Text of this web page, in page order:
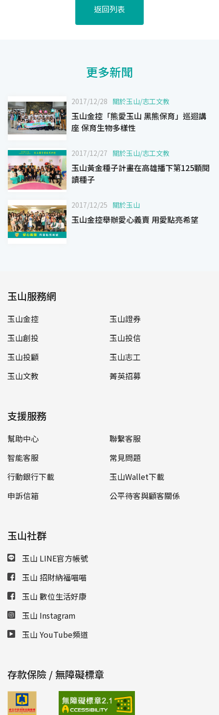
返回列表
更多新聞
2017/12/28 關於玉山/志工文教
玉山金控「熊愛玉山 黑熊保育」巡迴講
座 保育生物多樣性
2017/12/27 關於玉山/志工文教
玉山黃金種子計畫在高雄播下第125顆閱
讀種子
2017/12/25 關於玉山
玉山金控舉辦愛心義賣 用愛點亮希望
玉山服務網
玉山金控
玉山證券
玉山創投
玉山投信
玉山投顧
玉山志工
玉山文教
菁英招募
支援服務
幫助中心
聯繫客服
智能客服
常見問題
行動銀行下載
玉山Wallet下載
申訴信箱
公平待客與顧客關係
玉山社群
玉山 LINE官方帳號
玉山 招財納福喵喵
玉山 數位生活好康
玉山 Instagram
玉山 YouTube頻道
存款保險 / 無障礙標章